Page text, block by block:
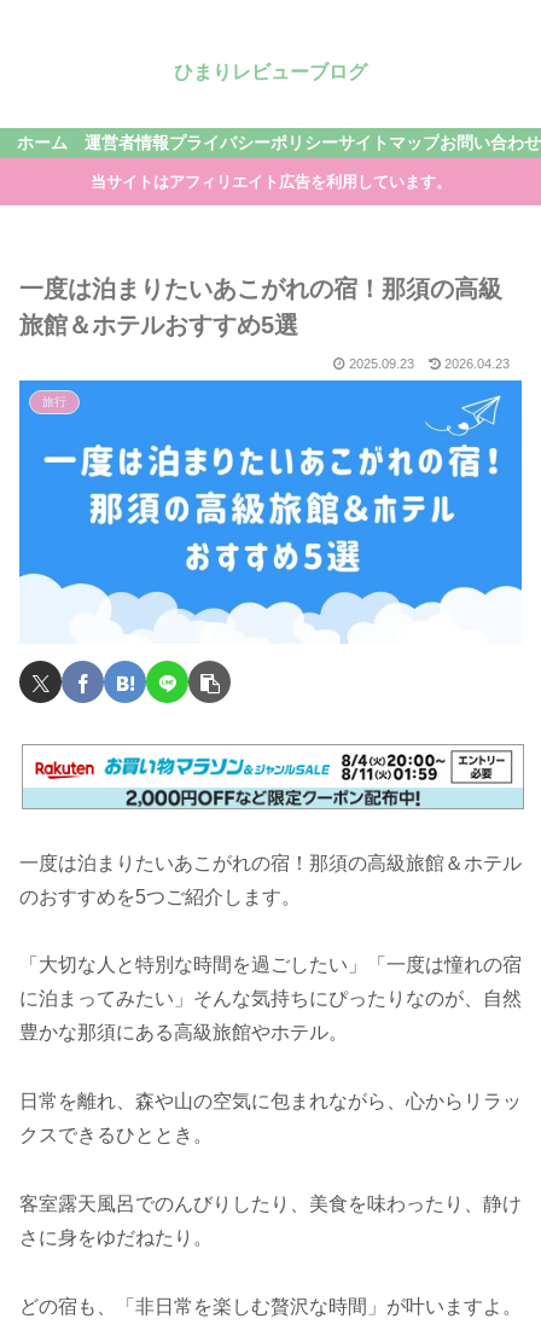
ひまりレビューブログ
ホーム 運営者情報プライバシーポリシーサイトマップお問い合わせ
当サイトはアフィリエイト広告を利用しています。
一度は泊まりたいあこがれの宿！那須の高級
旅館＆ホテルおすすめ5選
2025.09.23 2026.04.23
旅行
一度は泊まりたいあこがれの宿！那須の高級旅館＆ホテル
のおすすめを5つご紹介します。
「大切な人と特別な時間を過ごしたい」「一度は憧れの宿
に泊まってみたい」そんな気持ちにぴったりなのが、自然
豊かな那須にある高級旅館やホテル。
日常を離れ、森や山の空気に包まれながら、心からリラッ
クスできるひととき。
客室露天風呂でのんびりしたり、美食を味わったり、静け
さに身をゆだねたり。
どの宿も、「非日常を楽しむ贅沢な時間」が叶いますよ。